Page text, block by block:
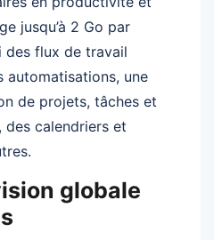
jusqu’à 2 Go par
des flux de travail
automatisations, une
de projets, tâches et
calendriers et
globale